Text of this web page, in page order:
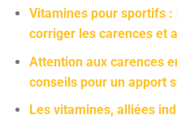
Vitamines pour sportifs
corriger les carences et
Attention aux carences
conseils pour un apport
Les vitamines, alliées